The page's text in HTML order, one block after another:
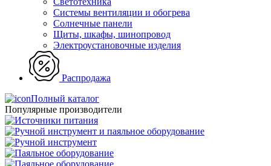
Системы вентиляции и обогрева
Солнечные панели
Щиты, шкафы, шинопровод
Электроустановочные изделия
Распродажа
Полный каталог
Популярные производители